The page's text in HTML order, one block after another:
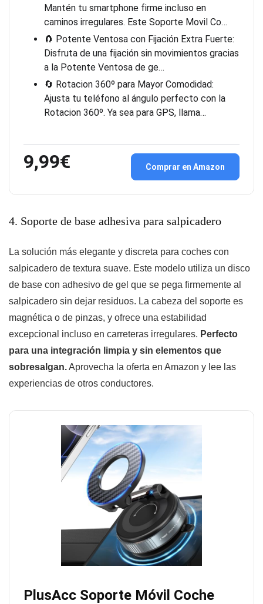
Mantén tu smartphone firme incluso en
caminos irregulares. Este Soporte Movil Co…
🧲 Potente Ventosa con Fijación Extra Fuerte:
Disfruta de una fijación sin movimientos gracias
a la Potente Ventosa de ge…
🔄 Rotacion 360º para Mayor Comodidad:
Ajusta tu teléfono al ángulo perfecto con la
Rotacion 360º. Ya sea para GPS, llama…
9,99€ Comprar en Amazon
4. Soporte de base adhesiva para salpicadero
La solución más elegante y discreta para coches con
salpicadero de textura suave. Este modelo utiliza un disco
de base con adhesivo de gel que se pega firmemente al
salpicadero sin dejar residuos. La cabeza del soporte es
magnética o de pinzas, y ofrece una estabilidad
excepcional incluso en carreteras irregulares. Perfecto
para una integración limpia y sin elementos que
sobresalgan.Aprovecha la oferta en Amazon y lee las
experiencias de otros conductores.
PlusAcc Soporte Móvil Coche